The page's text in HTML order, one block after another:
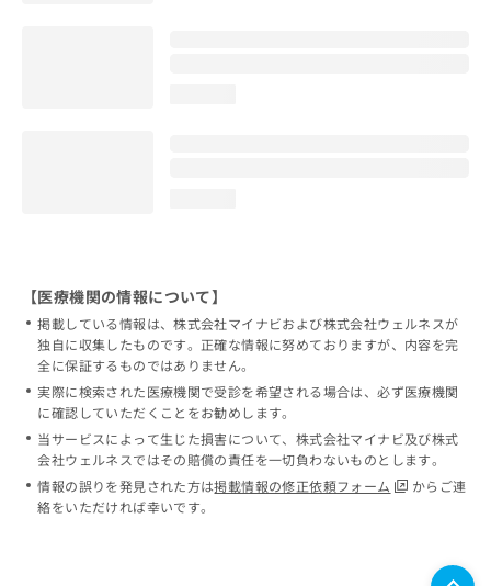
【医療機関の情報について】
掲載している情報は、株式会社マイナビおよび株式会社ウェルネスが
独自に収集したものです。正確な情報に努めておりますが、内容を完
全に保証するものではありません。
実際に検索された医療機関で受診を希望される場合は、必ず医療機関
に確認していただくことをお勧めします。
当サービスによって生じた損害について、株式会社マイナビ及び株式
会社ウェルネスではその賠償の責任を一切負わないものとします。
情報の誤りを発見された方は掲載情報の修正依頼フォーム
からご連
絡をいただければ幸いです。